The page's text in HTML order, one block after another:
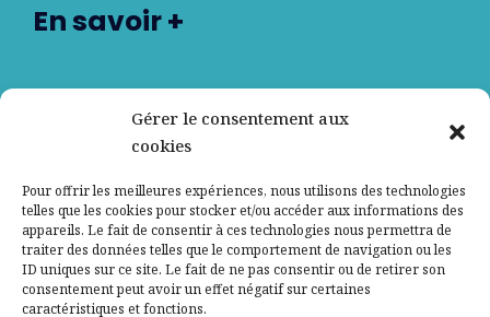
Gérer le consentement aux
cookies
Pour offrir les meilleures expériences, nous utilisons des technologies
telles que les cookies pour stocker et/ou accéder aux informations des
appareils. Le fait de consentir à ces technologies nous permettra de
traiter des données telles que le comportement de navigation ou les
ID uniques sur ce site. Le fait de ne pas consentir ou de retirer son
consentement peut avoir un effet négatif sur certaines
caractéristiques et fonctions.
En savoir +
Nos partenaires
Contactez-nous
Mentions légales